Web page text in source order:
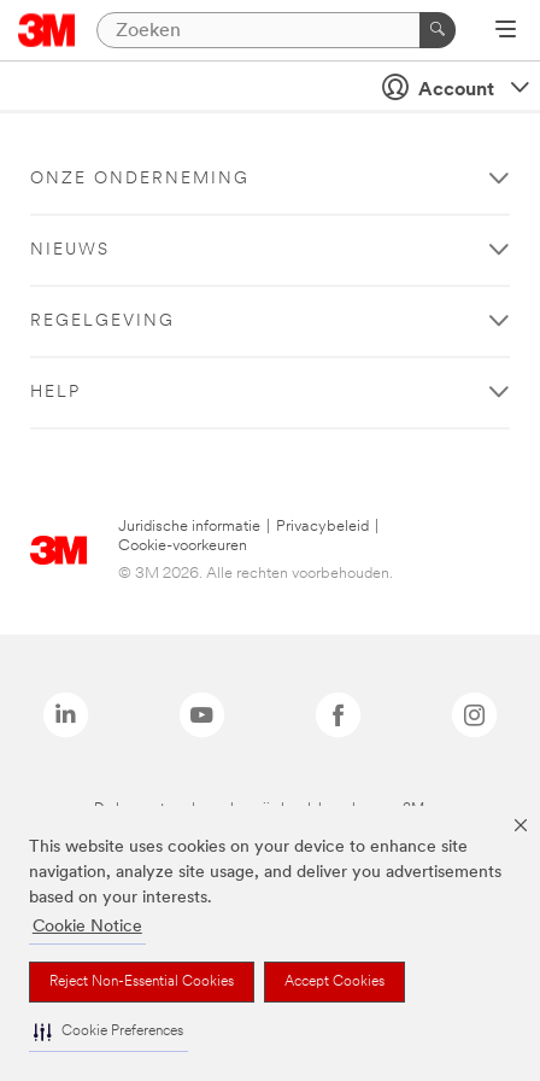
This website uses cookies on your device to enhance site
navigation, analyze site usage, and deliver you advertisements
based on your interests.
Cookie Notice
Reject Non-Essential Cookies Accept Cookies
Cookie Preferences
Account
ONZE ONDERNEMING
NIEUWS
REGELGEVING
HELP
Juridische informatie Privacybeleid
Cookie-voorkeuren
© 3M 2026. Alle rechten voorbehouden.
De bovenstaande merken zijn handelsmerken van 3M.we